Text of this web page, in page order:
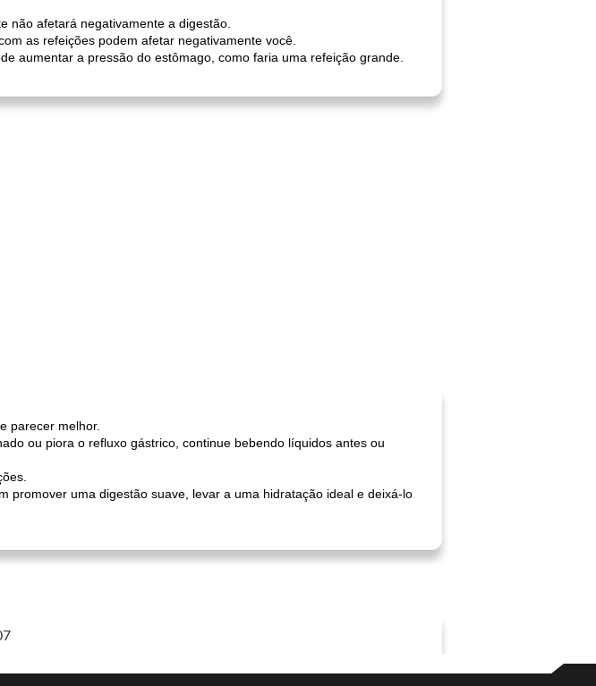
não afetará negativamente a digestão.
as refeições podem afetar negativamente você.
aumentar a pressão do estômago, como faria uma refeição grande.
parecer melhor.
ou piora o refluxo gástrico, continue bebendo líquidos antes ou
promover uma digestão suave, levar a uma hidratação ideal e deixá-lo